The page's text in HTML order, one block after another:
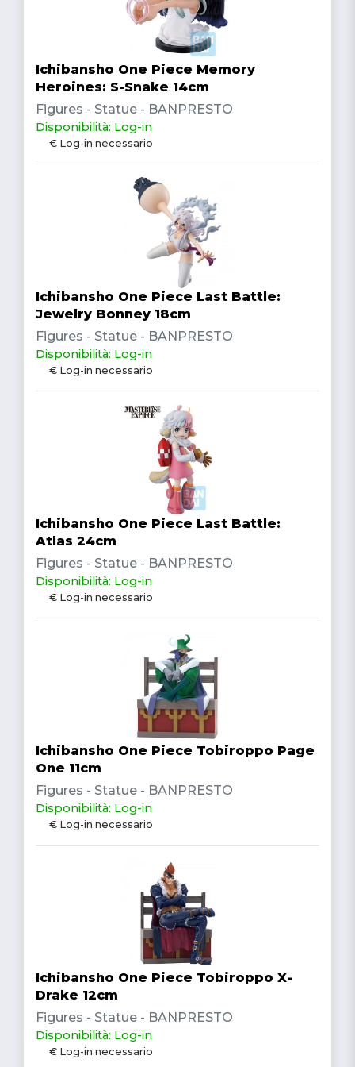
Ichibansho One Piece Memory
Heroines: S-Snake 14cm
Figures - Statue - BANPRESTO
Disponibilità: Log-in
€ Log-in necessario
Ichibansho One Piece Last Battle:
Jewelry Bonney 18cm
Figures - Statue - BANPRESTO
Disponibilità: Log-in
€ Log-in necessario
Ichibansho One Piece Last Battle:
Atlas 24cm
Figures - Statue - BANPRESTO
Disponibilità: Log-in
€ Log-in necessario
Ichibansho One Piece Tobiroppo Page
One 11cm
Figures - Statue - BANPRESTO
Disponibilità: Log-in
€ Log-in necessario
Ichibansho One Piece Tobiroppo X-
Drake 12cm
Figures - Statue - BANPRESTO
Disponibilità: Log-in
€ Log-in necessario